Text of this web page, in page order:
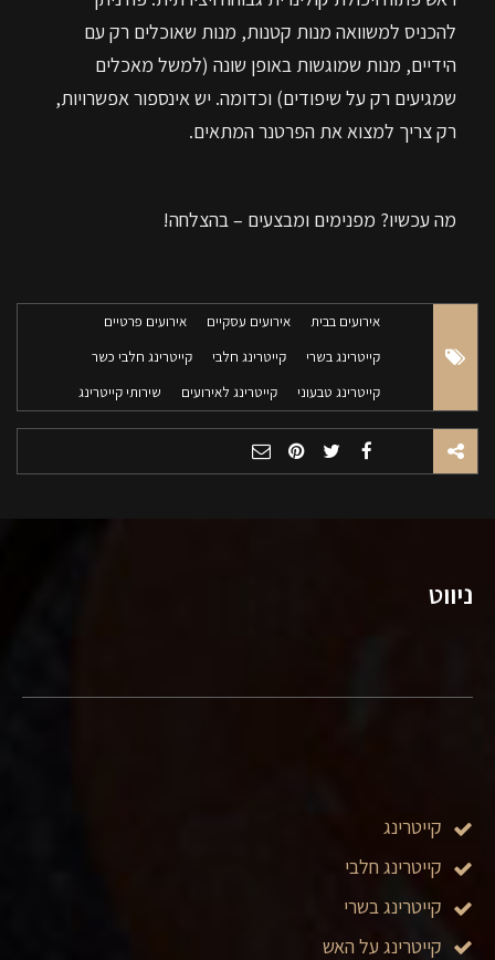
להכניס למשוואה מנות קטנות, מנות שאוכלים רק עם
הידיים, מנות שמוגשות באופן שונה (למשל מאכלים
שמגיעים רק על שיפודים) וכדומה. יש אינספור אפשרויות,
רק צריך למצוא את הפרטנר המתאים.
מה עכשיו? מפנימים ומבצעים – בהצלחה!
אירועים בבית אירועים עסקיים
אירועים פרטיים
קייטרינג בשרי
קייטרינג חלבי
קייטרינג חלבי כשר
קייטרינג טבעוני
קייטרינג לאירועים שירותי קייטרינג
ניווט
קייטרינג
קייטרינג חלבי
קייטרינג בשרי
קייטרינג על האש